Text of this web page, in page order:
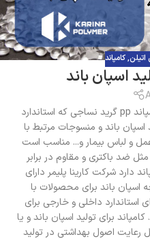
اتیلن,کامپاند
اسپان باند
کامپاند برای تولید اسپان باند از کامپاند pp گرید نساجی که استاندارد
باند و منسوجات مرتبط با
و لباس بیمار و... مناسب است
ضد باکتری و مقاوم در برابر
دارد شرکت کارینا پلیمر دارای
اسپان باند برای محصولات با
داخلی و خارجی برای
برای تولید اسپان باند و یا
رعایت اصول بهداشتی در تولید